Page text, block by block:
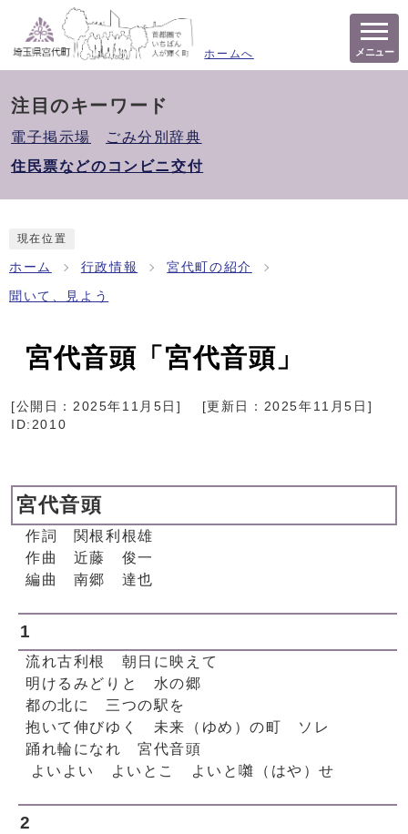
ホームへ メニュー
注目のキーワード
電子掲示場
ごみ分別辞典
住民票などのコンビニ交付
現在位置
ホーム 行政情報 宮代町の紹介
聞いて、見よう
宮代音頭「宮代音頭」
[公開日： 2025年11月5日 ] [更新日： 2025年11月5日 ]
ID:2010
宮代音頭
作詞 関根利根雄
作曲 近藤 俊一
編曲 南郷 達也
1
流れ古利根 朝日に映えて
明けるみどりと 水の郷
都の北に 三つの駅を
抱いて伸びゆく 未来（ゆめ）の町 ソレ
踊れ輪になれ 宮代音頭
よいよい よいとこ よいと囃（はや）せ
2